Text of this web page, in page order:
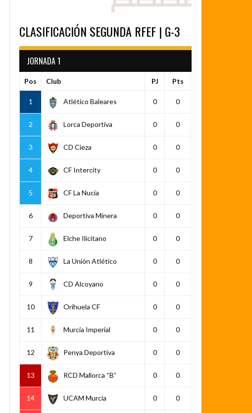
CLASIFICACIÓN SEGUNDA RFEF | G-3
JORNADA 1
Pos Club PJ Pts
1 Atlético Baleares 0 0
2 Lorca Deportiva 0 0
3 CD Cieza 0 0
4 CF Intercity 0 0
5 CF La Nucía 0 0
6 Deportiva Minera 0 0
7 Elche Ilicitano 0 0
8 La Unión Atlético 0 0
9 CD Alcoyano 0 0
10 Orihuela CF 0 0
11 Murcia Imperial 0 0
12 Penya Deportiva 0 0
13 RCD Mallorca “B” 0 0
14 UCAM Murcia 0 0